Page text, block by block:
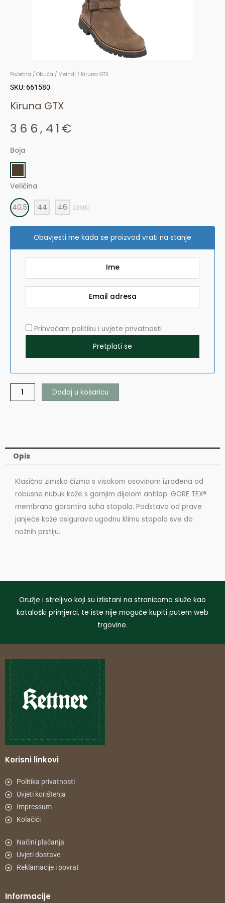
Početna / Obuća / Meindl / Kiruna GTX
SKU: 661580
Kiruna GTX
366,41 €
Boja
Veličina
40,5 44 46 OBRIŠI
Obavjesti me kada se proizvod vrati na stanje
Prihvaćam politiku i uvjete privatnosti
Kiruna
količina
Dodaj u košaricu
Opis
Klasična zimska čizma s visokom osovinom izrađena od
robusne nubuk kože s gornjim dijelom antilop. GORE TEX®
membrana garantira suha stopala. Podstava od prave
janjeće kože osigurava ugodnu klimu stopala sve do
nožnih prstiju.
Oružje i streljivo koji su izlistani na stranicama služe kao
kataloški primjerci, te iste nije moguće kupiti putem web
trgovine.
Korisni linkovi
Politika privatnosti
Uvjeti korištenja
Impressum
Kolačići
Načini plaćanja
Uvjeti dostave
Reklamacije i povrat
Informacije